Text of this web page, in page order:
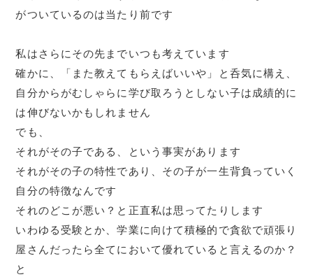
がついているのは当たり前です
私はさらにその先までいつも考えています
確かに、「また教えてもらえばいいや」と呑気に構え、
自分からがむしゃらに学び取ろうとしない子は成績的に
は伸びないかもしれません
でも、
それがその子である、という事実があります
それがその子の特性であり、その子が一生背負っていく
自分の特徴なんです
それのどこが悪い？と正直私は思ってたりします
いわゆる受験とか、学業に向けて積極的で貪欲で頑張り
屋さんだったら全てにおいて優れていると言えるのか？
と